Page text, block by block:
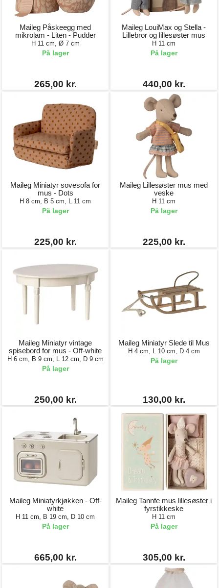
Maileg Påskeegg med
mikrolam - Liten - Pudder
H 11 cm, Ø 7 cm
På lager
265,00 kr.
Maileg LouiMax og Stella -
Lillebror og lillesøster mus
H 11 cm
På lager
440,00 kr.
Maileg Miniatyr sovesofa for
mus - Dots
H 8 cm, B 5 cm, L 11 cm
På lager
225,00 kr.
Maileg Lillesøster mus med
veske
H 11 cm
På lager
225,00 kr.
Maileg Miniatyr vintage
spisebord for mus - Off-white
H 6 cm, B 9 cm, L 12 cm, D 9 cm
På lager
250,00 kr.
Maileg Miniatyr Slede til Mus
H 4 cm, L 10 cm, D 4 cm
På lager
130,00 kr.
Maileg Miniatyrkjøkken - Off-
white
H 11 cm, B 19 cm, D 10 cm
På lager
665,00 kr.
Maileg Tannfe mus lillesøster i
fyrstikkeske
H 11 cm
På lager
305,00 kr.